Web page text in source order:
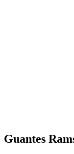
Guantes